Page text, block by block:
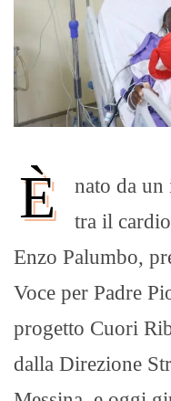
È
nato da un
tra il
Enzo Palumbo,
Voce per Padre
progetto Cuori
dalla Direzione